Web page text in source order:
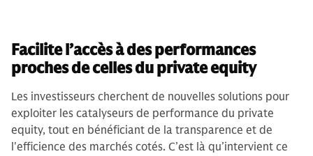
Facilite l’accès à des performances
proches de celles du private equity
Les investisseurs cherchent de nouvelles solutions pour
exploiter les catalyseurs de performance du private
equity, tout en bénéficiant de la transparence et de
l'efficience des marchés cotés. C’est là qu’intervient ce